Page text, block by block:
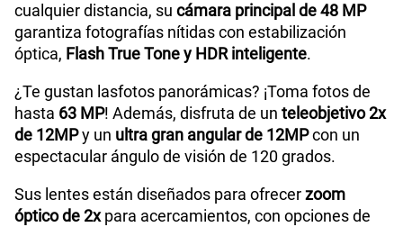
cualquier distancia, su cámara principal de 48 MP
garantiza fotografías nítidas con estabilización
óptica, Flash True Tone y HDR inteligente.
¿Te gustan lasfotos panorámicas? ¡Toma fotos de
hasta 63 MP! Además, disfruta de un teleobjetivo 2x
de 12MPy un ultra gran angular de 12MPcon un
espectacular ángulo de visión de 120 grados.
Sus lentes están diseñados para ofrecerzoom
óptico de 2xpara acercamientos, con opciones de